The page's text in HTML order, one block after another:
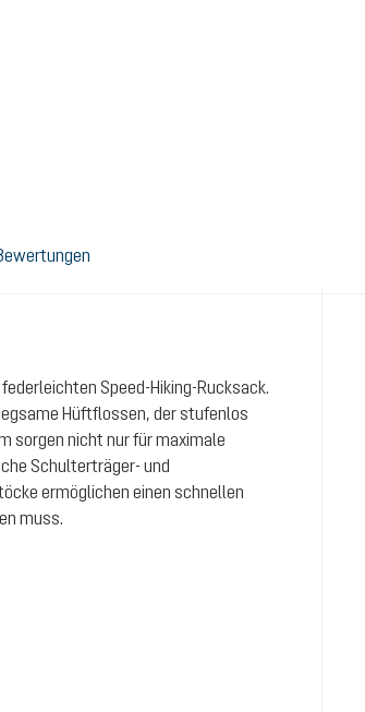
Speed-Hiking-Rucksack.
Hüftflossen, der stufenlos
sorgen nicht nur für maximale
Schulterträger- und
ermöglichen einen schnellen
muss.